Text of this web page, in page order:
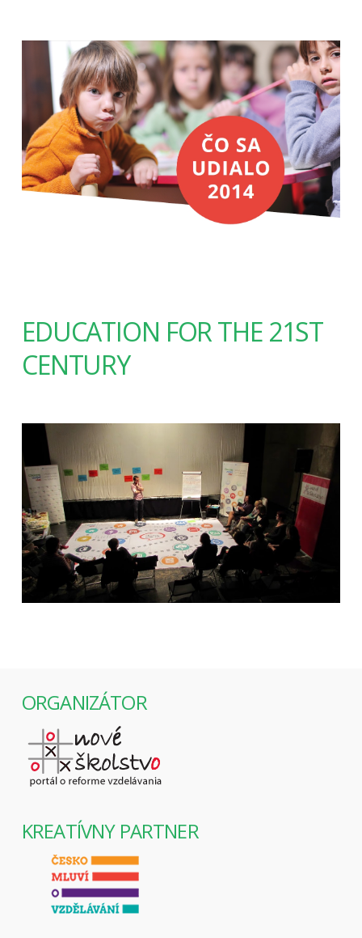
EDUCATION FOR THE 21ST
CENTURY
ORGANIZÁTOR
KREATÍVNY PARTNER